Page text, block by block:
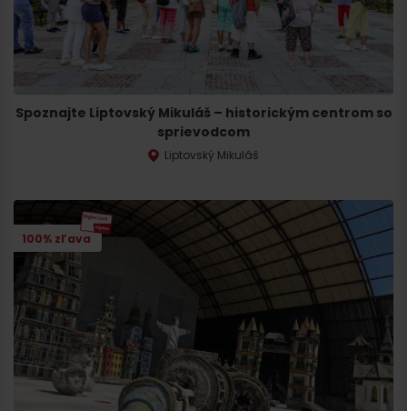
Spoznajte Liptovský Mikuláš – historickým centrom so
sprievodcom
Liptovský Mikuláš
100% zľava
Odchod